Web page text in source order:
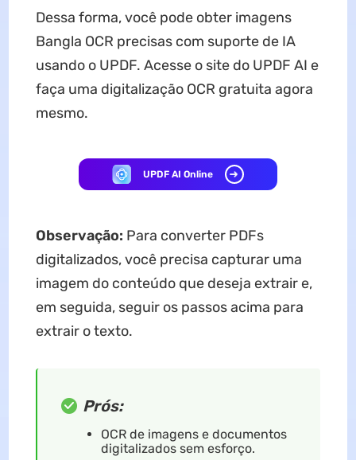
Dessa forma, você pode obter imagens
Bangla OCR precisas com suporte de IA
usando o UPDF. Acesse o site do UPDF AI e
faça uma digitalização OCR gratuita agora
mesmo.
UPDF AI Online
Observação: Para converter PDFs
digitalizados, você precisa capturar uma
imagem do conteúdo que deseja extrair e,
em seguida, seguir os passos acima para
extrair o texto.
Prós:
OCR de imagens e documentos
digitalizados sem esforço.